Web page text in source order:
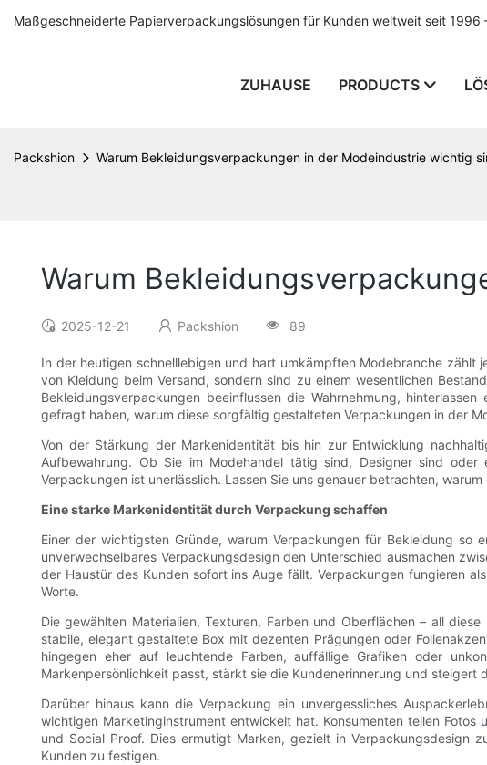
Maßgeschneiderte Papierverpackungslösungen für Kunden weltweit seit 1996
ZUHAUSE PRODUCTS
Packshion Warum Bekleidungsverpackungen in der Modeindustrie wichtig
Warum
2025-12-21 Packshion 89
In der heutigen schnelllebigen und hart umkämpften Modebranche
von Kleidung beim Versand, sondern sind zu einem wesentlichen
Bekleidungsverpackungen beeinflussen die Wahrnehmung,
gefragt haben, warum diese sorgfältig gestalteten Verpackungen in der
Von der Stärkung der Markenidentität bis hin zur Entwicklung
Aufbewahrung. Ob Sie im Modehandel tätig sind, Designer sind
Verpackungen ist unerlässlich. Lassen Sie uns genauer betrachten,
Eine starke Markenidentität durch Verpackung schaffen
Einer der wichtigsten Gründe, warum Verpackungen für Bekleidung
unverwechselbares Verpackungsdesign den Unterschied ausmachen
der Haustür des Kunden sofort ins Auge fällt. Verpackungen fungieren
Worte.
Die gewählten Materialien, Texturen, Farben und Oberflächen – all
stabile, elegant gestaltete Box mit dezenten Prägungen oder
hingegen eher auf leuchtende Farben, auffällige Grafiken oder
Markenpersönlichkeit passt, stärkt sie die Kundenerinnerung und steigert
Darüber hinaus kann die Verpackung ein unvergessliches
wichtigen Marketinginstrument entwickelt hat. Konsumenten teilen
und Social Proof. Dies ermutigt Marken, gezielt in Verpackungsdesign
Kunden zu festigen.